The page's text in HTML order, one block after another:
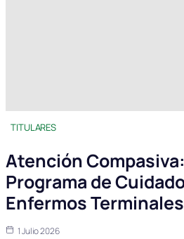
TITULARES
Atención
Programa de
Enfermos
1 Julio 2026